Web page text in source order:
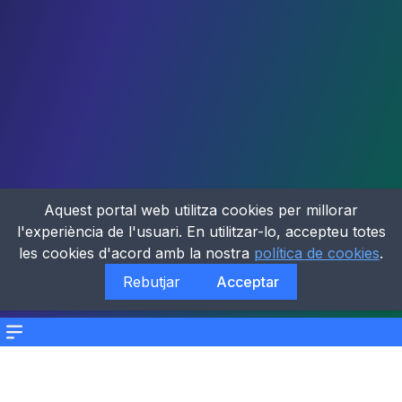
Menu
Aquest portal web utilitza cookies per millorar
l'experiència de l'usuari. En utilitzar-lo, accepteu totes
les cookies d'acord amb la nostra política de cookies.
Rebutjar
Acceptar